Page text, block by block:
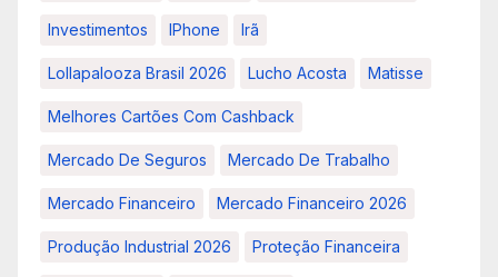
Investimentos IPhone Irã
Lollapalooza Brasil 2026 Lucho Acosta Matisse
Melhores Cartões Com Cashback
Mercado De Seguros Mercado De Trabalho
Mercado Financeiro Mercado Financeiro 2026
Produção Industrial 2026 Proteção Financeira